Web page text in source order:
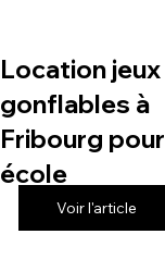
Location jeux
gonflables à
Fribourg pour
école
Voir l'article